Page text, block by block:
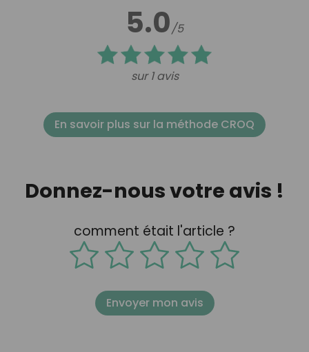
5.0/5
sur 1 avis
En savoir plus sur la méthode CROQ
Donnez-nous votre avis !
comment était l'article ?
Envoyer mon avis